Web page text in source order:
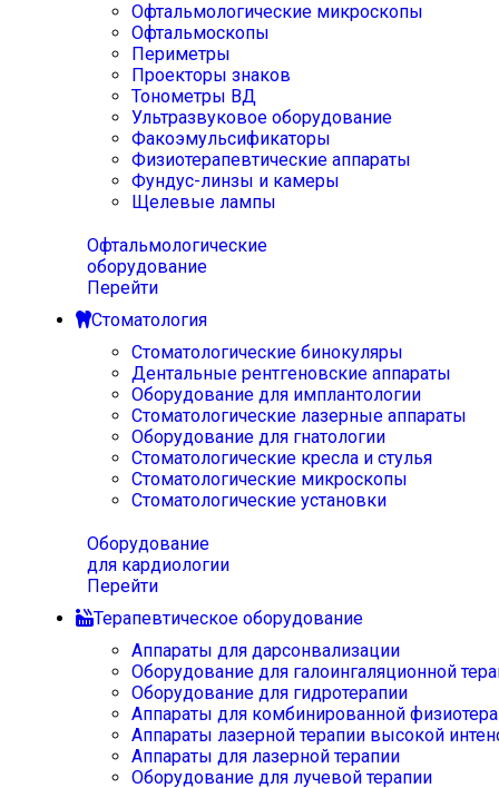
Офтальмологические микроскопы
Офтальмоскопы
Периметры
Проекторы знаков
Тонометры ВД
Ультразвуковое оборудование
Факоэмульсификаторы
Физиотерапевтические аппараты
Фундус-линзы и камеры
Щелевые лампы
Офтальмологические
оборудование
Перейти
Стоматология
Стоматологические бинокуляры
Дентальные рентгеновские аппараты
Оборудование для имплантологии
Стоматологические лазерные аппараты
Оборудование для гнатологии
Стоматологические кресла и стулья
Стоматологические микроскопы
Стоматологические установки
Оборудование
для кардиологии
Перейти
Терапевтическое оборудование
Аппараты для дарсонвализации
Оборудование для галоингаляционной
Оборудование для гидротерапии
Аппараты для комбинированной
Аппараты лазерной терапии высокой
Аппараты для лазерной терапии
Оборудование для лучевой терапии